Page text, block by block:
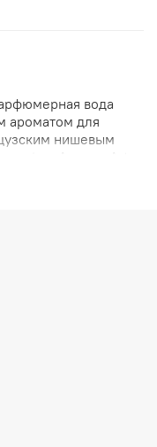
вода
ароматом для
нишевым
коллекции бренда,
вкусных
аккордов
и медового
Art
розы и белого
в шлейфе
оттенками,
восточными
запахом